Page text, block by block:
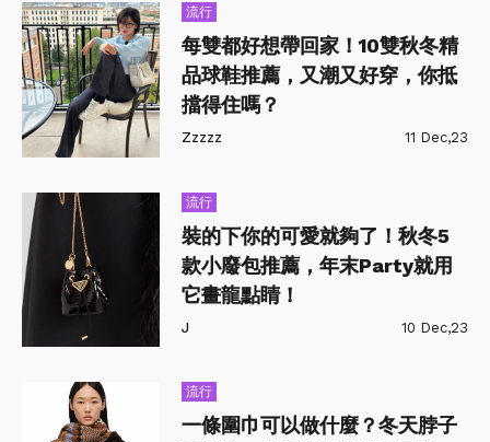
流行
每雙都好想帶回家！10雙秋冬精
品球鞋推薦，又潮又好穿，你抵
擋得住嗎？
Zzzzz 11 Dec,23
流行
裝的下你的可愛就夠了！秋冬5
款小廢包推薦，年末Party就用
它畫龍點睛！
J 10 Dec,23
流行
一條圍巾可以做什麼？冬天脖子